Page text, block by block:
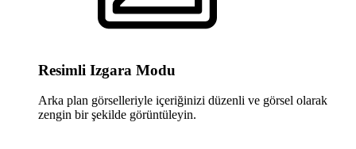
Resimli Izgara Modu
Arka plan görselleriyle içeriğinizi düzenli ve görsel olarak
zengin bir şekilde görüntüleyin.